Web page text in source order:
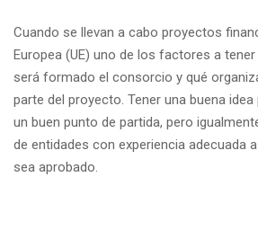
Cuando se llevan a cabo proyectos
Europea (UE) uno de los factores a
será formado el consorcio y qué
parte del proyecto. Tener una buena
un buen punto de partida, pero
de entidades con experiencia adecuada
sea aprobado.